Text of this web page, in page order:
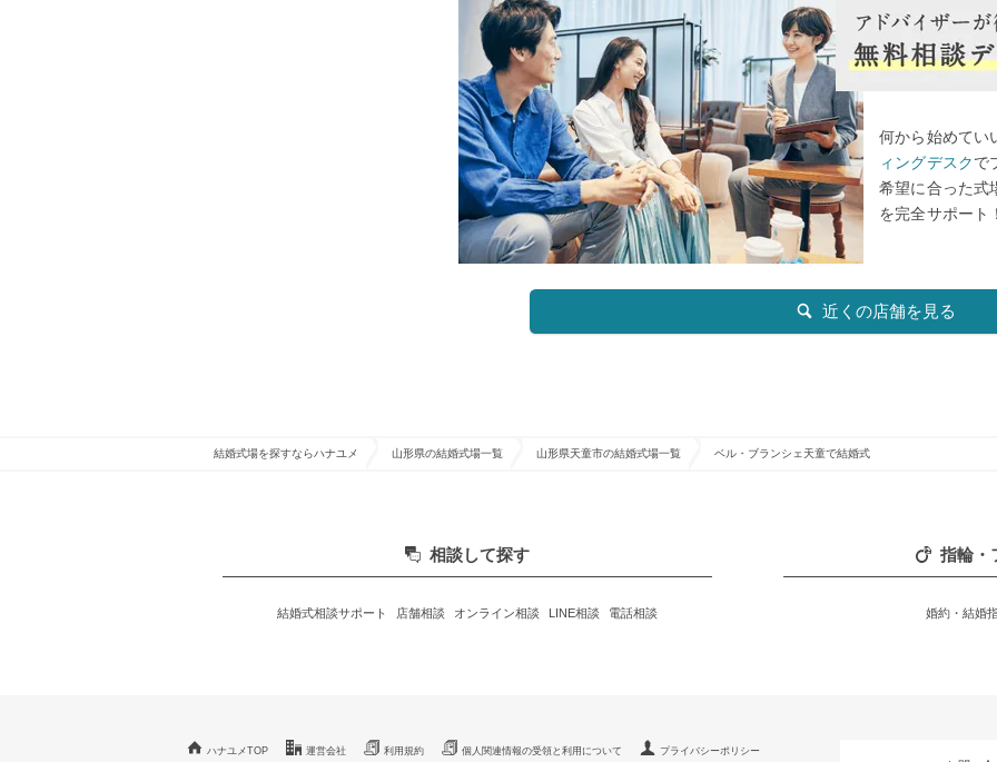
何から始めてい
ィングデスクで
希望に合った式
を完全サポート！
近くの店舗を見る
結婚式場を探すならハナユメ 山形県の結婚式場一覧 山形県天童市の結婚式場一覧 ベル・ブランシェ天童で結婚式
相談して探す
結婚式相談サポート 店舗相談 オンライン相談 LINE相談 電話相談
指輪・
婚約・結婚
ハナユメTOP 運営会社 利用規約 個人関連情報の受領と利用について プライバシーポリシー